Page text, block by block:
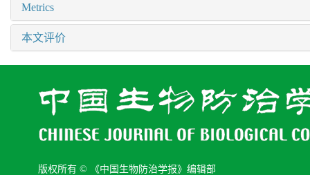
Metrics
本文评价
版权所有 © 《中国生物防治学报》编辑部